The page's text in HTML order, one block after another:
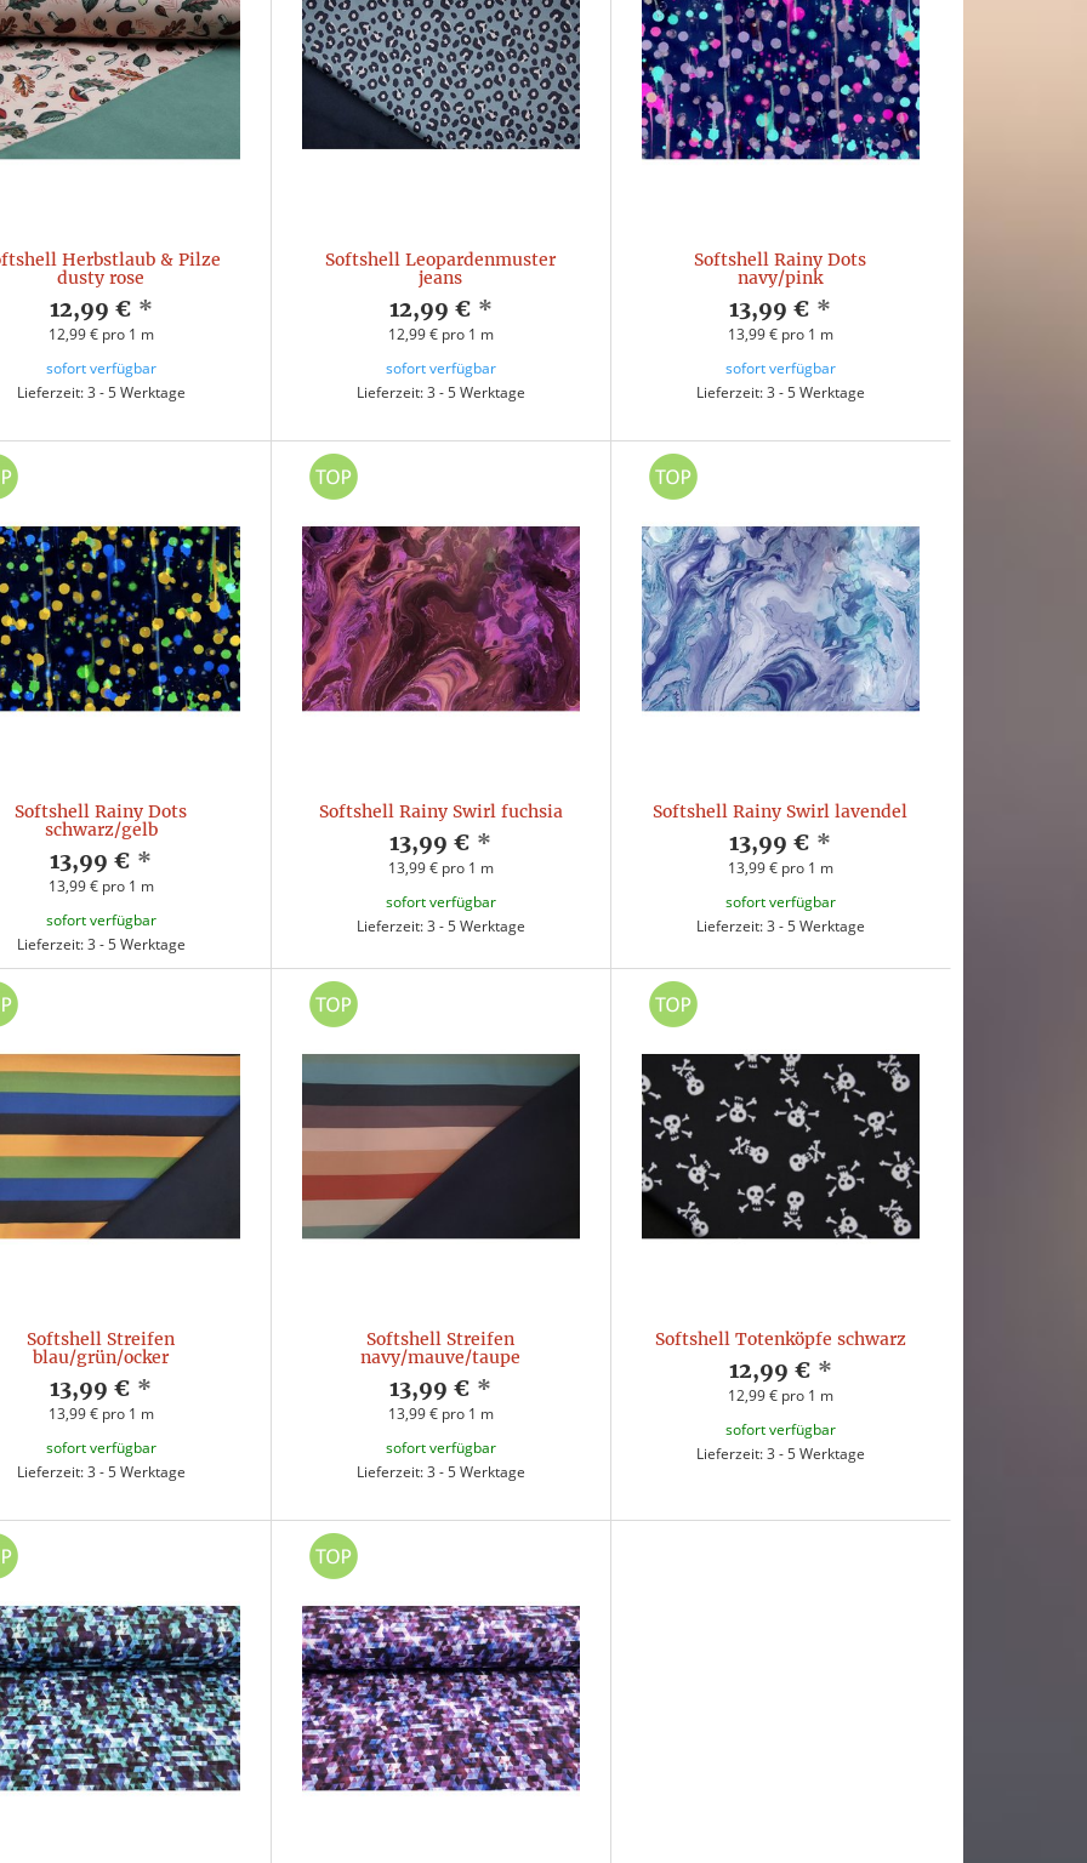
Herbstlaub & Pilze
dusty rose
12,99 € *
12,99 € pro 1 m
sofort verfügbar
Lieferzeit: 3 - 5 Werktage
Softshell Leopardenmuster
jeans
12,99 € *
12,99 € pro 1 m
sofort verfügbar
Lieferzeit: 3 - 5 Werktage
Softshell Rainy Dots
navy/pink
13,99 € *
13,99 € pro 1 m
sofort verfügbar
Lieferzeit: 3 - 5 Werktage
Softshell Rainy Dots
schwarz/gelb
13,99 € *
13,99 € pro 1 m
sofort verfügbar
Lieferzeit: 3 - 5 Werktage
Softshell Rainy Swirl fuchsia
13,99 € *
13,99 € pro 1 m
sofort verfügbar
Lieferzeit: 3 - 5 Werktage
Softshell Rainy Swirl lavendel
13,99 € *
13,99 € pro 1 m
sofort verfügbar
Lieferzeit: 3 - 5 Werktage
Softshell Streifen
blau/grün/ocker
13,99 € *
13,99 € pro 1 m
sofort verfügbar
Lieferzeit: 3 - 5 Werktage
Softshell Streifen
navy/mauve/taupe
13,99 € *
13,99 € pro 1 m
sofort verfügbar
Lieferzeit: 3 - 5 Werktage
Softshell Totenköpfe schwarz
12,99 € *
12,99 € pro 1 m
sofort verfügbar
Lieferzeit: 3 - 5 Werktage